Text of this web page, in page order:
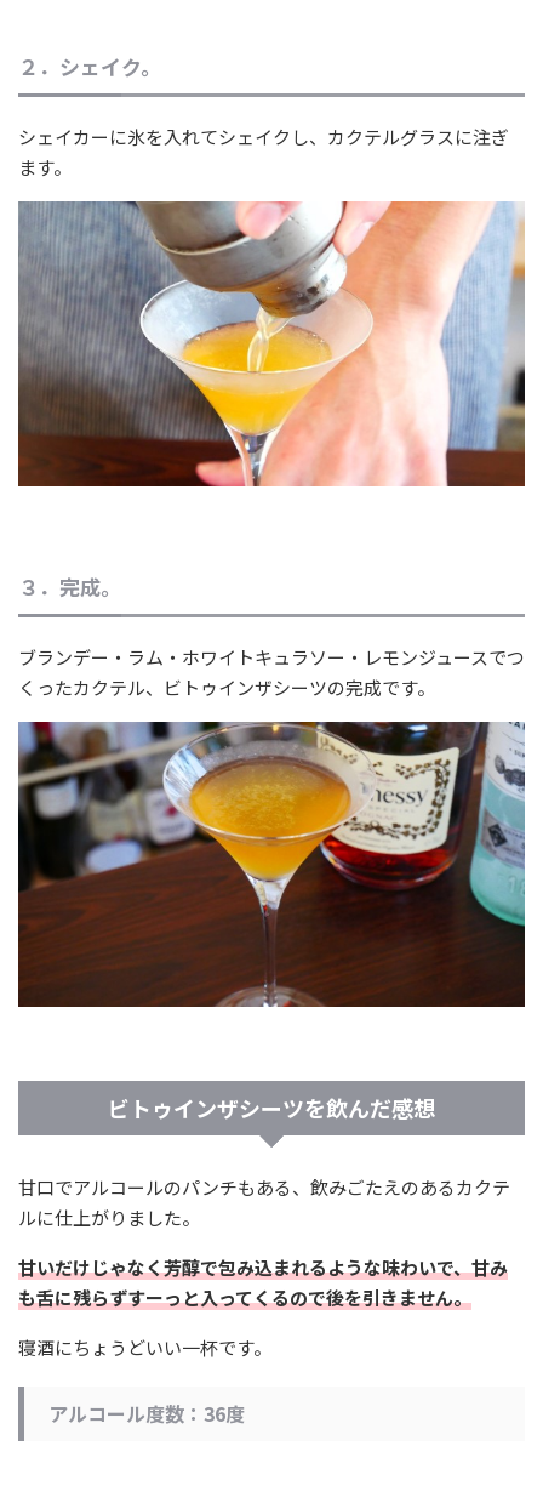
２．シェイク。
シェイカーに氷を入れてシェイクし、カクテルグラスに注ぎ
ます。
３．完成。
ブランデー・ラム・ホワイトキュラソー・レモンジュースでつ
くったカクテル、ビトゥインザシーツの完成です。
ビトゥインザシーツを飲んだ感想
甘口でアルコールのパンチもある、飲みごたえのあるカクテ
ルに仕上がりました。
甘いだけじゃなく芳醇で包み込まれるような味わいで、甘み
も舌に残らずすーっと入ってくるので後を引きません。
寝酒にちょうどいい一杯です。
アルコール度数：36度